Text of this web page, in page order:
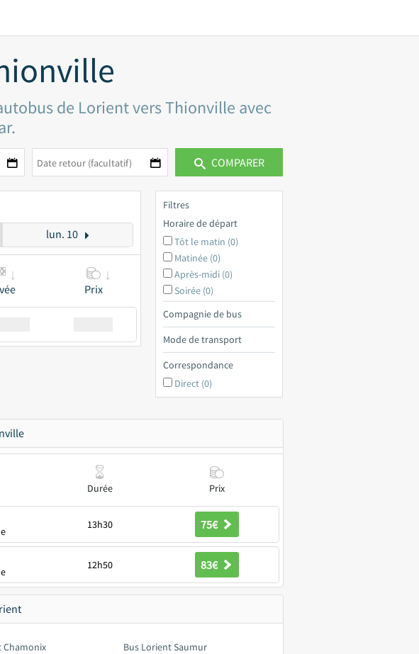
de Lorient vers Thionville avec
COMPARER
lun. 10
Prix
Filtres
Horaire de départ
Tôt le matin (0)
Matinée (0)
Après-midi (0)
Soirée (0)
Compagnie de bus
Mode de transport
Correspondance
Direct (0)
Durée Prix
13h30 75€
12h50 83€
Chamonix
Bus Lorient Saumur